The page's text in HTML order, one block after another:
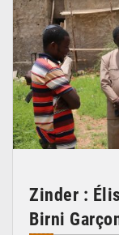
Zinder :
Birni